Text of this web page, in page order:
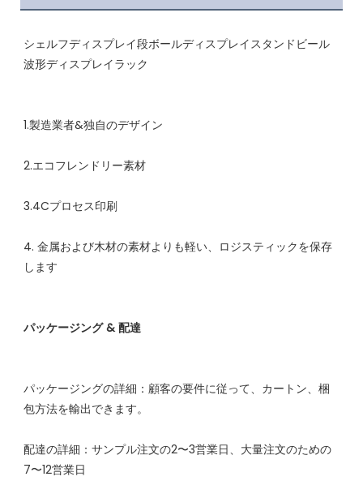
シェルフディスプレイ段ボールディスプレイスタンドビール
4. 金属および木材の素材よりも軽い、ロジスティックを保存
パッケージングの詳細：顧客の要件に従って、カートン、梱
配達の詳細：サンプル注文の2〜3営業日、大量注文のための